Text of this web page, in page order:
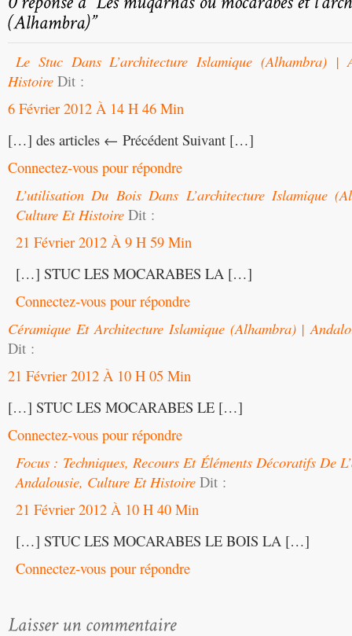
Le Stuc Dans L’architecture Islamique (Alhambra) |
Histoire Dit :
6 Février 2012 À 14 H 46 Min
[…] des articles ← Précédent Suivant […]
Connectez-vous pour répondre
L’utilisation Du Bois Dans L’architecture Islamique
Culture Et Histoire Dit :
21 Février 2012 À 9 H 59 Min
[…] STUC LES MOCARABES LA […]
Connectez-vous pour répondre
Céramique Et Architecture Islamique (Alhambra) |
Dit :
21 Février 2012 À 10 H 05 Min
[…] STUC LES MOCARABES LE […]
Connectez-vous pour répondre
Focus : Techniques, Recours Et Éléments Décoratifs De
Andalousie, Culture Et Histoire Dit :
21 Février 2012 À 10 H 40 Min
[…] STUC LES MOCARABES LE BOIS LA […]
Connectez-vous pour répondre